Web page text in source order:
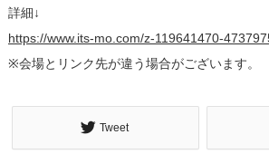
詳細↓
https://www.its-mo.com/z-119641470-
※会場とリンク先が違う場合がございます。
Tweet